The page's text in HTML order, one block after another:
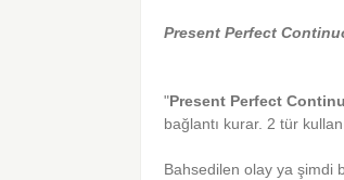
Present Perfect
"Present Perfect
bağlantı kurar. 2 tür
Bahsedilen olay ya şimdi